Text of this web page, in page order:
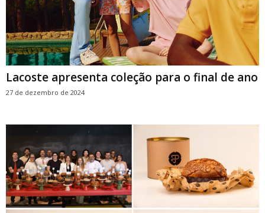
Lacoste apresenta coleção para o final de ano
27 de dezembro de 2024